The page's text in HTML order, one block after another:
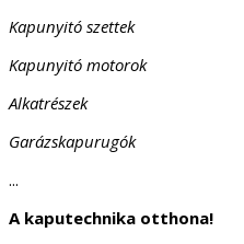
Kapunyitó szettek
Kapunyitó motorok
Alkatrészek
Garázskapurugók
...
A kaputechnika otthona!